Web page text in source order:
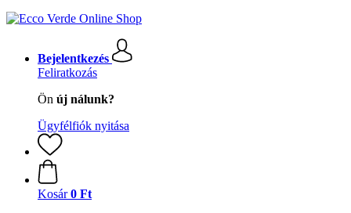
Bejelentkezés
Feliratkozás
Ön új nálunk?
Ügyfélfiók nyitása
Kosár 0 Ft